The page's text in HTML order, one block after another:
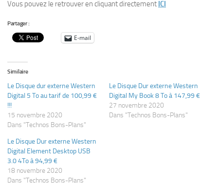
Vous pouvez le retrouver en cliquant directement ICI
Partager :
E-mail
Similaire
Le Disque dur externe Western
Digital 5 To au tarif de 100,99 €
!!!
15 novembre 2020
Dans "Technos Bons-Plans"
Le Disque Dur externe Western
Digital My Book 8 To à 147,99 €
27 novembre 2020
Dans "Technos Bons-Plans"
Le Disque Dur externe Western
Digital Element Desktop USB
3.0 4To à 94,99 €
18 novembre 2020
Dans "Technos Bons-Plans"